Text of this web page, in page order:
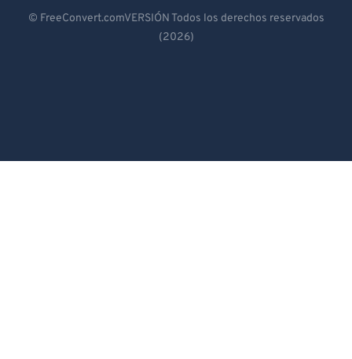
Español
© FreeConvert.comVERSIÓN Todos los derechos reservados
(2026)